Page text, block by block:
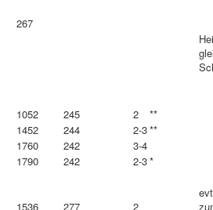
267
1052 245 2
**
1452 244 2-3**
1760 242
3-4
1790 242 2-3*
1536 277 2